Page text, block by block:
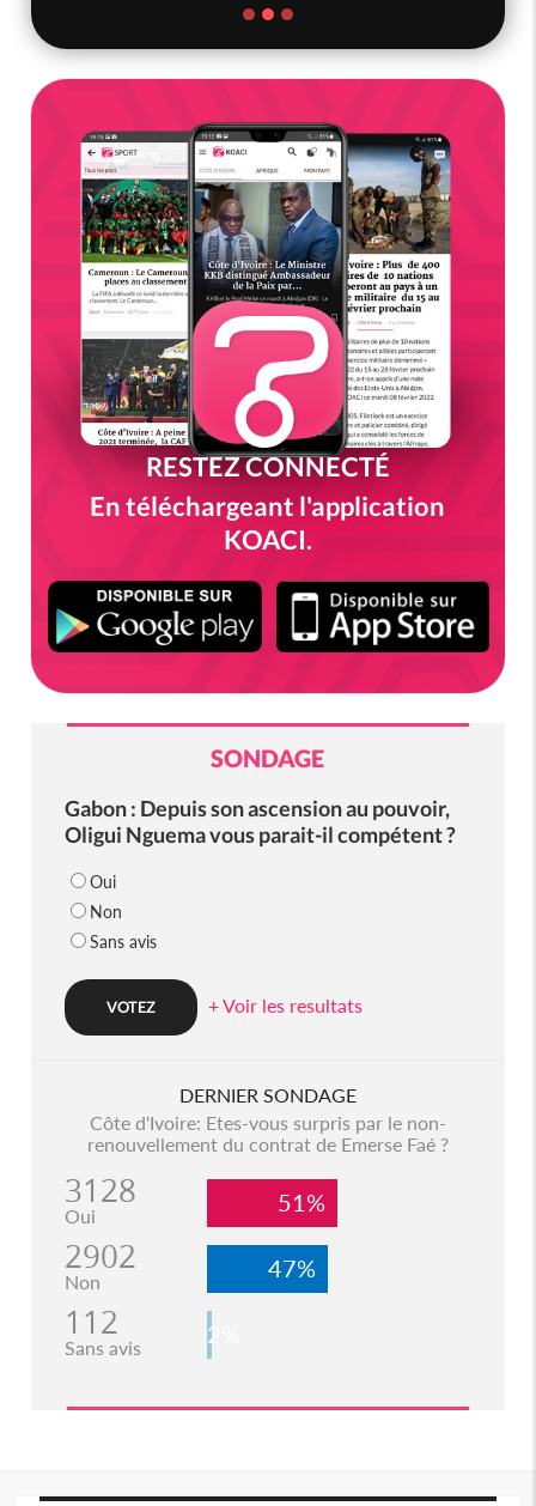
RESTEZ CONNECTÉ
En téléchargeant l'application
KOACI.
SONDAGE
Gabon : Depuis son ascension au pouvoir,
Oligui Nguema vous parait-il compétent ?
Oui
Non
Sans avis
+ Voir les resultats
DERNIER SONDAGE
Côte d'Ivoire: Etes-vous surpris par le non-
renouvellement du contrat de Emerse Faé ?
3128
Oui 51%
2902
Non 47%
112
Sans avis 2%